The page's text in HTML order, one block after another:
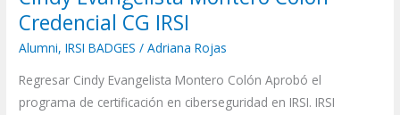
Credencial CG IRSI
Alumni,IRSI BADGES /Adriana Rojas
Regresar Cindy Evangelista Montero Colón Aprobó el
programa de certificación en ciberseguridad en IRSI. IRSI
Evangelista
Montero
–
Credencial